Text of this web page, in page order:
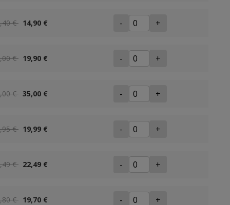
€ 14,90 € - +
€ 19,90 € - +
€ 35,00 € - +
€ 19,99 € - +
€ 22,49 € - +
€ 19,70 € - +